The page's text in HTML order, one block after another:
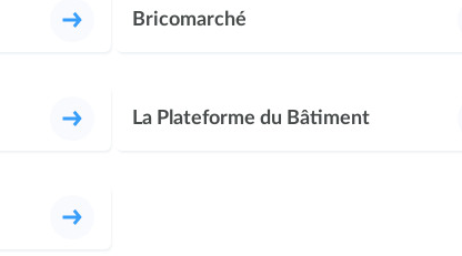
Bricomarché
La Plateforme du Bâtiment